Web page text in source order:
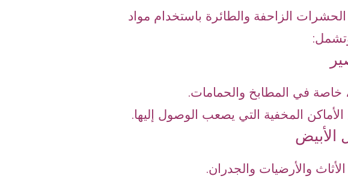
الزاحفة والطائرة باستخدام مواد
خاصة في المطابخ والحمامات.
المخفية التي يصعب الوصول إليها.
والأرضيات والجدران.